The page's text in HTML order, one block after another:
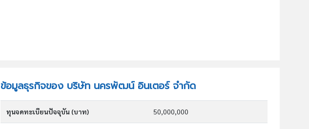
ข้อมูลธุรกิจของ บริษัท นครพัฒน์ อินเตอร์ จำกัด
ทุนจดทะเบียนปัจจุบัน (บาท) 50,000,000